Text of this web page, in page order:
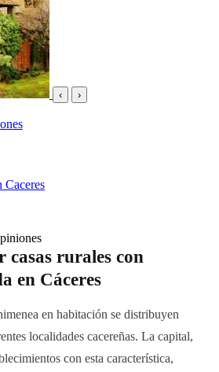
‹ ›
Caceres
casas rurales con
en Cáceres
en habitación se distribuyen
localidades cacereñas. La capital,
con esta característica,